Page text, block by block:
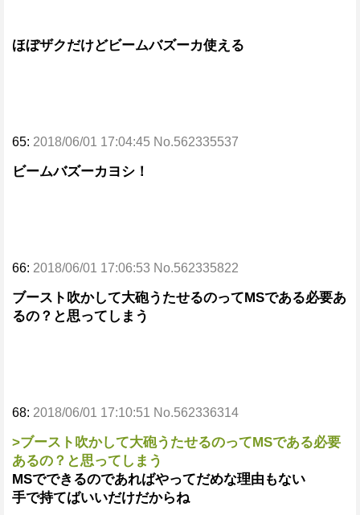
ほぼザクだけどビームバズーカ使える
65: 2018/06/01 17:04:45 No.562335537
ビームバズーカヨシ！
66: 2018/06/01 17:06:53 No.562335822
ブースト吹かして大砲うたせるのってMSである必要あ
るの？と思ってしまう
68: 2018/06/01 17:10:51 No.562336314
>ブースト吹かして大砲うたせるのってMSである必要
あるの？と思ってしまう
MSでできるのであればやってだめな理由もない
手で持てばいいだけだからね